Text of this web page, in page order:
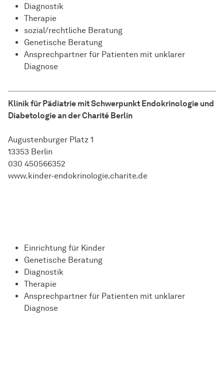
Diagnostik
Therapie
sozial/rechtliche Beratung
Genetische Beratung
Ansprechpartner für Patienten mit unklarer
Diagnose
Klinik für Pädiatrie mit Schwerpunkt Endokrinologie und
Diabetologie an der Charité Berlin
Augustenburger Platz 1
13353 Berlin
030 450566352
www.kinder-endokrinologie.charite.de
Einrichtung für Kinder
Genetische Beratung
Diagnostik
Therapie
Ansprechpartner für Patienten mit unklarer
Diagnose